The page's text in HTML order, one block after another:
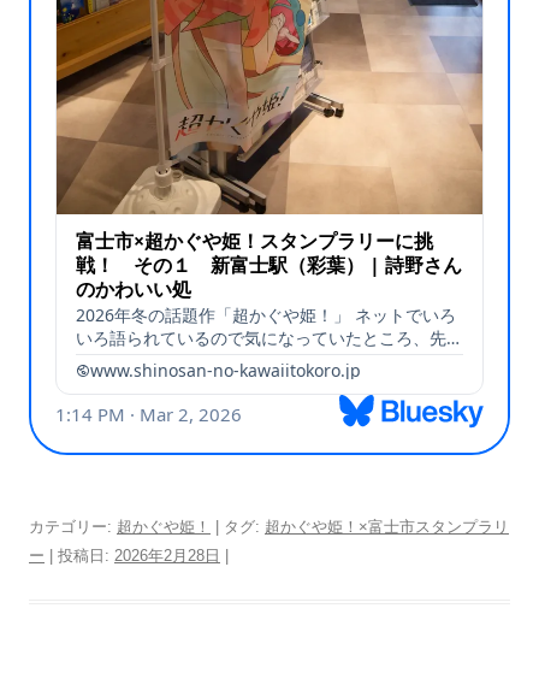
カテゴリー: 超かぐや姫！ | タグ: 超かぐや姫！×富士市スタンプラリ
ー | 投稿日: 2026年2月28日